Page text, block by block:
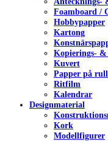
Foamboard /
Hobbypapper
Kartong
Kopierings-
Kuvert
Papper på
Ritfilm
Kalendrar
Designmaterial
Kork
Modellfigurer